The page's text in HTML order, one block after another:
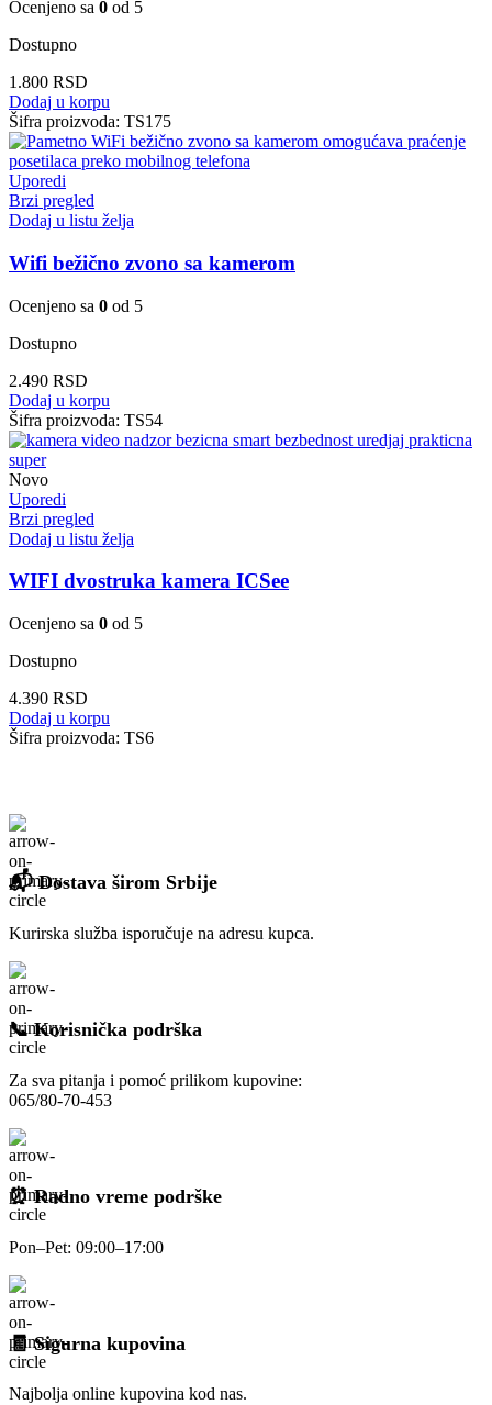
Ocenjeno sa 0 od 5
Dostupno
1.800 RSD
Dodaj u korpu
Šifra proizvoda: TS175
Uporedi
Brzi pregled
Dodaj u listu želja
Wifi bežično zvono sa kamerom
Ocenjeno sa 0 od 5
Dostupno
2.490 RSD
Dodaj u korpu
Šifra proizvoda: TS54
Novo
Uporedi
Brzi pregled
Dodaj u listu želja
WIFI dvostruka kamera ICSee
Ocenjeno sa 0 od 5
Dostupno
4.390 RSD
Dodaj u korpu
Šifra proizvoda: TS6
📬 Dostava širom Srbije
Kurirska služba isporučuje na adresu kupca.
📞 Korisnička podrška
Za sva pitanja i pomoć prilikom kupovine:
065/80-70-453
⏰ Radno vreme podrške
Pon–Pet: 09:00–17:00
🧾 Sigurna kupovina
Najbolja online kupovina kod nas.